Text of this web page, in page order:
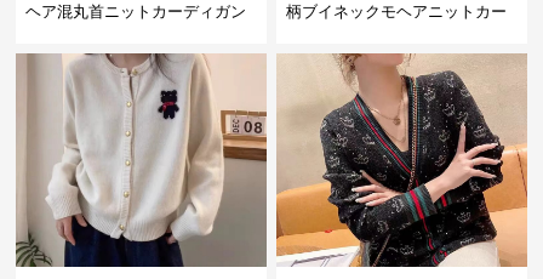
ヘア混丸首ニットカーディガン
柄ブイネックモヘアニットカー